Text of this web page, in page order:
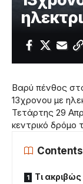
Βαρύ πένθος
13χρονου με
Τετάρτης 29
κεντρικό δρόμο
Contents
Τι